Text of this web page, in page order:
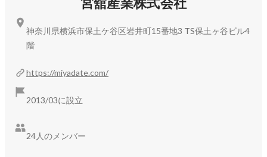
https://miyadate.com/
2013/03に設立
24人のメンバー
神奈川県横浜市保土ケ谷区岩井町15番地3 TS保土ヶ谷ビル4
階